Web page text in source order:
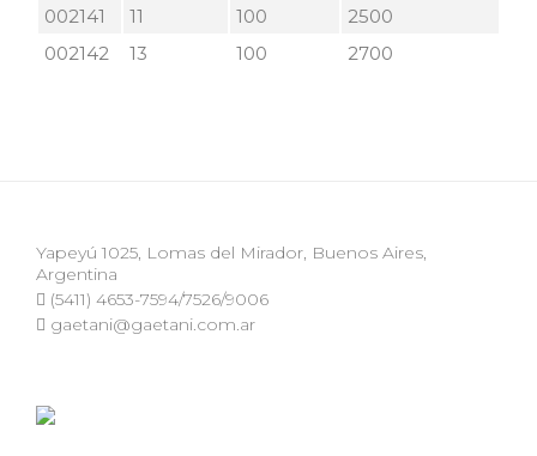
002141 11 100
2500
002142
13 100 2700
Yapeyú 1025, Lomas del Mirador, Buenos Aires,
Argentina
(5411) 4653-7594/7526/9006
gaetani@gaetani.com.ar